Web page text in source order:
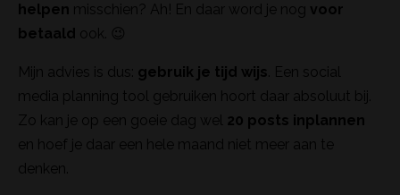
helpen misschien? Ah! En daar word je nog voor
betaald ook. 😉
Mijn advies is dus: gebruik je tijd wijs. Een social
media planning tool gebruiken hoort daar absoluut bij.
Zo kan je op een goeie dag wel 20 posts inplannen
en hoef je daar een hele maand niet meer aan te
denken.